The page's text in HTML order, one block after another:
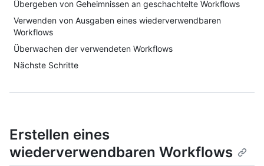
Übergeben von Geheimnissen an geschachtelte Workflows
Verwenden von Ausgaben eines wiederverwendbaren
Workflows
Überwachen der verwendeten Workflows
Nächste Schritte
Erstellen eines
wiederverwendbaren Workflows